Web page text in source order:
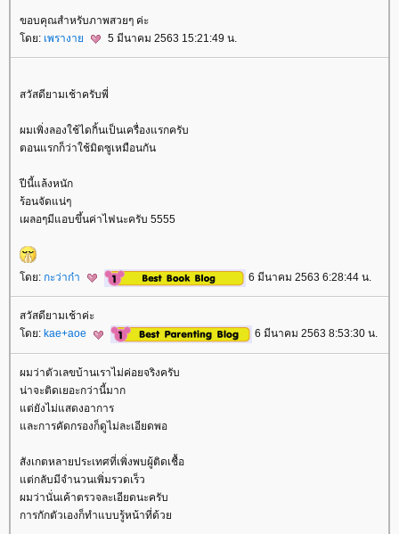
ขอบคุณสำหรับภาพสวยๆ ค่ะ
ดย: เพรางา 5 มีนาคม 2563 15:21:49 น.
สวัสดียามเช้าครับพี่
ผมเพิ่งลองใช้ไดกิ้นเป็นเครื่องแรกครับ
ตอนแรกก็ว่าใช้มิตซูเหมือนกัน
ปีนี้แล้งหนัก
ร้อนจัดแน่ๆ
เผลอๆมีแอบขึ้นค่าไฟนะครับ 5555
ดย: กะว่าก๋า 6 มีนาคม 2563 6:28:44 น.
สวัสดียามเช้าค่ะ
ดย: kae+aoe 6 มีนาคม 2563 8:53:30 น.
ผมว่าตัวเลขบ้านเราไม่ค่อยจริงครับ
น่าจะติดเยอะกว่านี้มาก
ต่ยังไม่แสดงอาการ
ละการคัดกรองก็ดูไม่ละเอียดพอ
สังเกตหลายประเทศที่เพิ่งพบผู้ติดเชื้อ
ต่กลับมีจำนวนเพิ่มรวดเร็ว
ผมว่านั่นเค้าตรวจละเอียดนะครับ
การกักตัวเองก็ทำแบบรู้หน้าที่ด้ว